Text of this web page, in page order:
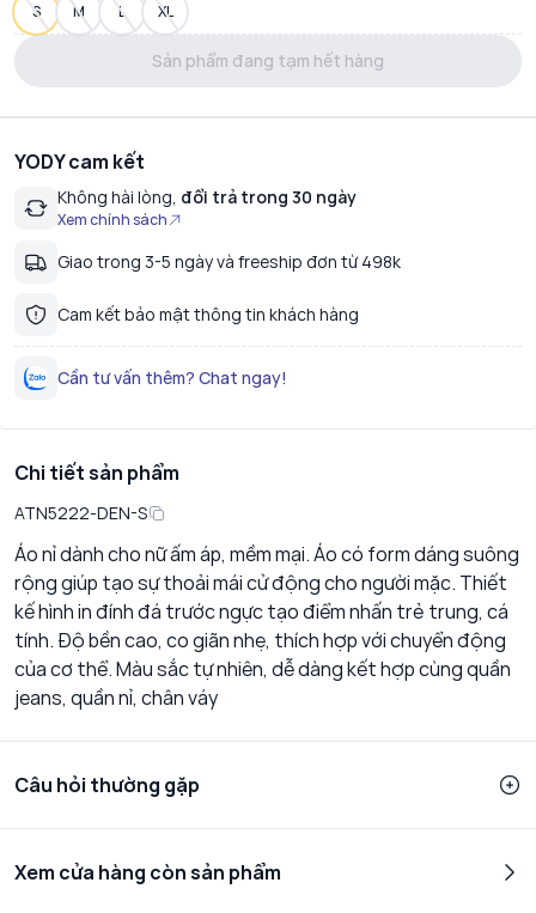
S M L XL
Sản phẩm đang tạm hết hàng
YODY cam kết
Không hài lòng, đổi trả trong 30 ngày
Xem chính sách
Giao trong 3-5 ngày và freeship đơn từ 498k
Cam kết bảo mật thông tin khách hàng
Cần tư vấn thêm? Chat ngay!
Chi tiết sản phẩm
ATN5222-DEN-S
Áo nỉ dành cho nữ ấm áp, mềm mại. Áo có form dáng suông
rộng giúp tạo sự thoải mái cử động cho người mặc. Thiết
kế hình in đính đá trước ngực tạo điểm nhấn trẻ trung, cá
tính. Độ bền cao, co giãn nhẹ, thích hợp với chuyển động
của cơ thể. Màu sắc tự nhiên, dễ dàng kết hợp cùng quần
jeans, quần nỉ, chân váy
Câu hỏi thường gặp
Xem cửa hàng còn sản phẩm